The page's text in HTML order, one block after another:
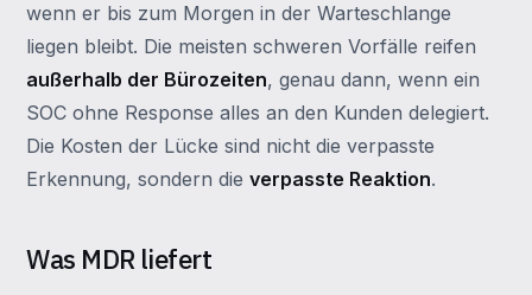
wenn er bis zum Morgen in der Warteschlange
liegen bleibt. Die meisten schweren Vorfälle reifen
außerhalb der Bürozeiten, genau dann, wenn ein
SOC ohne Response alles an den Kunden delegiert.
Die Kosten der Lücke sind nicht die verpasste
Erkennung, sondern die verpasste Reaktion.
Was MDR liefert